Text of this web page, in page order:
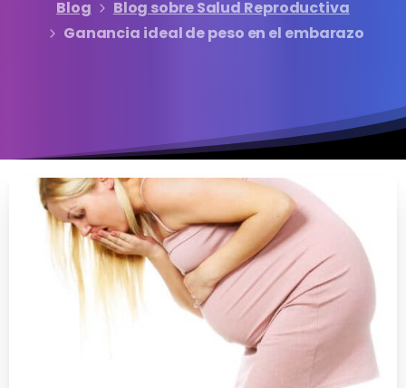
Blog
Blog sobre Salud Reproductiva
Ganancia ideal de peso en el embarazo